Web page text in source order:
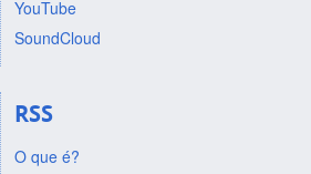
YouTube
SoundCloud
RSS
O que é?